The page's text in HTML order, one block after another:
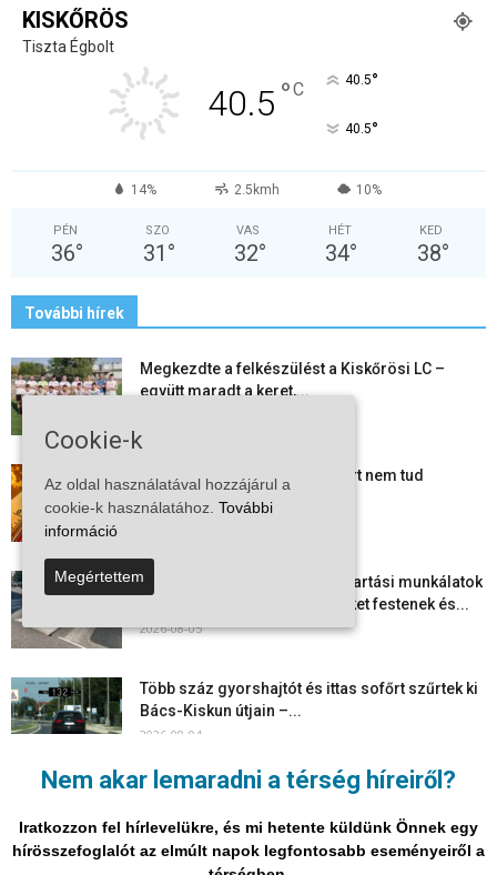
Nem akar lemaradni a térség híreiről?
Iratkozzon fel hírlevelükre, és mi hetente küldünk Önnek egy
hírösszefoglalót az elmúlt napok legfontosabb eseményeiről a
KISKŐRÖS
Tiszta Égbolt
40.5 °C 40.5°
40.5°
14% 2.5kmh 10%
PÉN
36°
SZO
31 °
VAS
32°
HÉT
34°
KED
38°
További hírek
Megkezdte a felkészülést a Kiskőrösi LC –
együtt maradt a keret,...
Mi történik Európa felett? Ezért nem tud
szabadulni a kontinens a...
Folyamatosak a nyári karbantartási munkálatok
Kiskőrösön – útburkolati jeleket festenek és...
2026-08-05
Több száz gyorshajtót és ittas sofőrt szűrtek ki
Bács-Kiskun útjain –...
2026-08-04
Elektronikus nyugtaadat-szolgáltatás: négy
hónapos átállási időszakot biztosít a NAV a
vállalkozásoknak
Cookie-k
Az oldal használatával hozzájárul a
cookie-k használatához. További
információ
Megértettem